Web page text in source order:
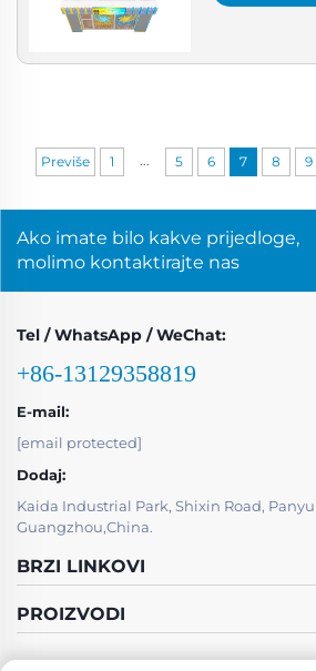
Previše 1 ... 5 6 7 8 9
Ako imate bilo kakve prijedloge,
molimo kontaktirajte nas
Tel / WhatsApp / WeChat:
+86-13129358819
E-mail:
[email protected]
Dodaj:
Kaida Industrial Park, Shixin Road,
Guangzhou,China.
BRZI LINKOVI
PROIZVODI